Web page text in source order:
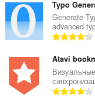
Typo
Generate
advanced
г
Atavi